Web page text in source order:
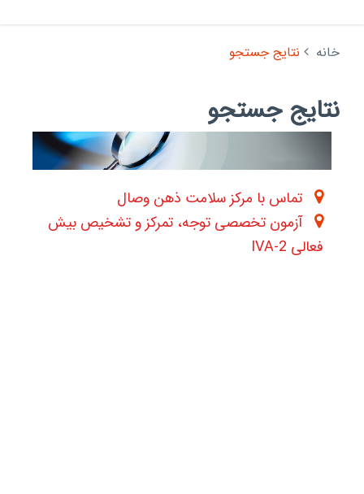
خانه نتایج جستجو
نتایج جستجو
تماس با مرکز سلامت ذهن وصال
آزمون تخصصی توجه، تمرکز و تشخیص بیش
فعالی IVA-2